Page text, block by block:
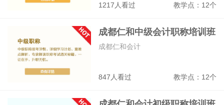
1217人看过 教学点：12个
成都仁和中级会计职称培训班
847人看过 教学点：12个
成都仁和会计